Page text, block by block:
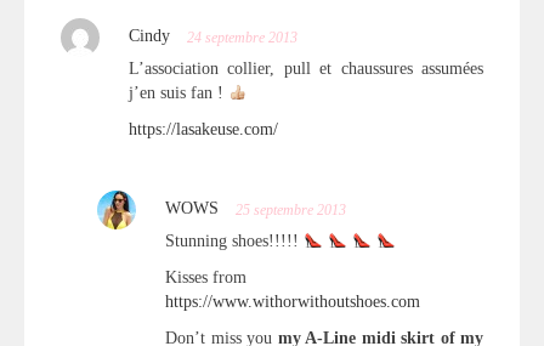
Cindy 24 septembre 2013
L’association collier, pull et chaussures assumées
j’en suis fan !
https://lasakeuse.com/
WOWS 25 septembre 2013
Stunning shoes!!!!!
Kisses from
https://www.withorwithoutshoes.com
Don’t miss you my A-Line midi skirt of my